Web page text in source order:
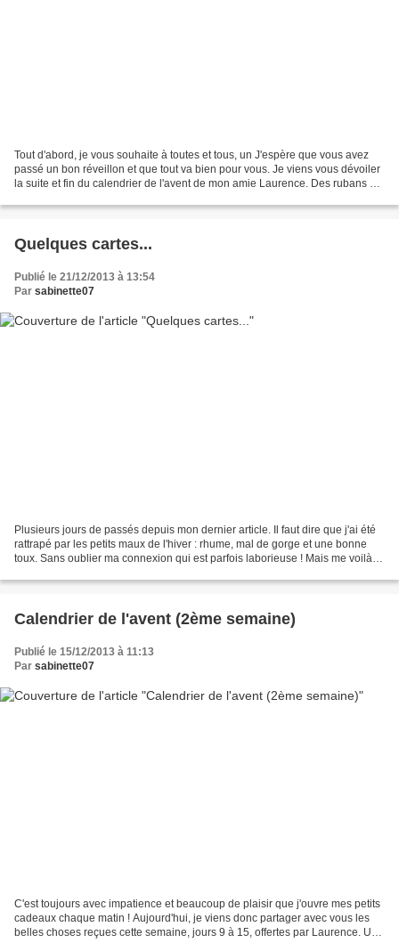
Tout d'abord, je vous souhaite à toutes et tous, un J'espère que vous avez
passé un bon réveillon et que tout va bien pour vous. Je viens vous dévoiler
la suite et fin du calendrier de l'avent de mon amie Laurence. Des rubans de
Quelques cartes...
Publié le 21/12/2013 à 13:54
Par sabinette07
Plusieurs jours de passés depuis mon dernier article. Il faut dire que j'ai été
rattrapé par les petits maux de l'hiver : rhume, mal de gorge et une bonne
toux. Sans oublier ma connexion qui est parfois laborieuse ! Mais me voilà,
Calendrier de l'avent (2ème semaine)
Publié le 15/12/2013 à 11:13
Par sabinette07
C'est toujours avec impatience et beaucoup de plaisir que j'ouvre mes petits
cadeaux chaque matin ! Aujourd'hui, je viens donc partager avec vous les
belles choses reçues cette semaine, jours 9 à 15, offertes par Laurence. Une